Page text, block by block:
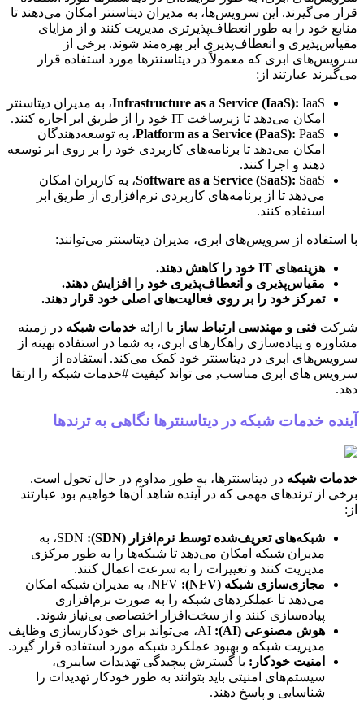
قرار می‌گیرند. این سرویس‌ها، به مدیران دیتاسنتر امکان می‌دهند تا
منابع خود را به طور انعطاف‌پذیرتری مدیریت کنند و از مزایای
مقیاس‌پذیری و انعطاف‌پذیری ابر بهره‌مند شوند. برخی از
سرویس‌های ابری که معمولاً در دیتاسنترها مورد استفاده قرار
می‌گیرند عبارتند از:
Infrastructure as a Service (IaaS):IaaS، به مدیران دیتاسنتر
امکان می‌دهد تا زیرساخت IT خود را از طریق ابر اجاره کنند.
Platform as a Service (PaaS):PaaS، به توسعه‌دهندگان
امکان می‌دهد تا برنامه‌های کاربردی خود را بر روی ابر توسعه
دهند و اجرا کنند.
Software as a Service (SaaS):SaaS، به کاربران امکان
می‌دهد تا از برنامه‌های کاربردی نرم‌افزاری از طریق ابر
استفاده کنند.
با استفاده از سرویس‌های ابری، مدیران دیتاسنتر می‌توانند:
هزینه‌های IT خود را کاهش دهند.
مقیاس‌پذیری و انعطاف‌پذیری خود را افزایش دهند.
تمرکز خود را بر روی فعالیت‌های اصلی خود قرار دهند.
شرکت فنی و مهندسی ارتباط ساز با ارائه خدمات شبکه در زمینه
مشاوره و پیاده‌سازی راهکارهای ابری، به شما در استفاده بهینه از
سرویس‌های ابری در دیتاسنتر خود کمک می‌کند. استفاده از
سرویس های ابری مناسب, می تواند کیفیت #خدمات شبکه را ارتقا
دهد.
آینده خدمات شبکه در دیتاسنترها نگاهی به ترندها
خدمات شبکه در دیتاسنترها، به طور مداوم در حال تحول است.
برخی از ترندهای مهمی که در آینده شاهد آن‌ها خواهیم بود عبارتند
از:
شبکه‌های تعریف‌شده توسط نرم‌افزار (SDN):
SDN، به
مدیران شبکه امکان می‌دهد تا شبکه‌ها را به طور مرکزی
مدیریت کنند و تغییرات را به سرعت اعمال کنند.
مجازی‌سازی شبکه (NFV):
NFV، به مدیران شبکه امکان
می‌دهد تا عملکردهای شبکه را به صورت نرم‌افزاری
پیاده‌سازی کنند و از سخت‌افزار اختصاصی بی‌نیاز شوند.
هوش مصنوعی (AI):
AI، می‌تواند برای خودکارسازی وظایف
مدیریت شبکه و بهبود عملکرد شبکه مورد استفاده قرار گیرد.
امنیت خودکار: با گسترش پیچیدگی تهدیدات سایبری،
سیستم‌های امنیتی باید بتوانند به طور خودکار تهدیدات را
شناسایی و پاسخ دهند.